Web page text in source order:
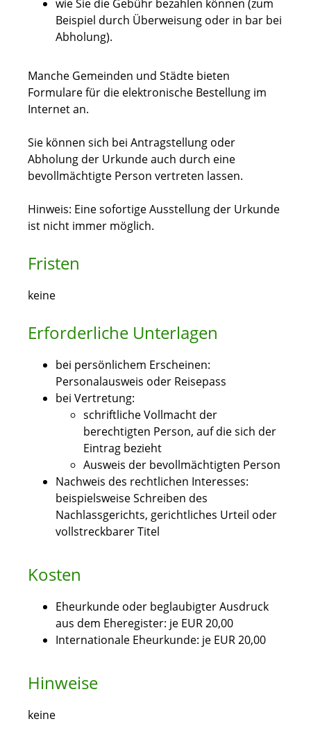
wie Sie die Gebühr bezahlen können (zum
Beispiel durch Überweisung oder in bar bei
Abholung).
Manche Gemeinden und Städte bieten
Formulare für die elektronische Bestellung im
Internet an.
Sie können sich bei Antragstellung oder
Abholung der Urkunde auch durch eine
bevollmächtigte Person vertreten lassen.
Hinweis: Eine sofortige Ausstellung der Urkunde
ist nicht immer möglich.
Fristen
keine
Erforderliche Unterlagen
bei persönlichem Erscheinen:
Personalausweis oder Reisepass
bei Vertretung:
schriftliche Vollmacht der
berechtigten Person, auf die sich der
Eintrag bezieht
Ausweis der bevollmächtigten Person
Nachweis des rechtlichen Interesses:
beispielsweise Schreiben des
Nachlassgerichts, gerichtliches Urteil oder
vollstreckbarer Titel
Kosten
Eheurkunde oder beglaubigter Ausdruck
aus dem Eheregister: je EUR 20,00
Internationale Eheurkunde: je EUR 20,00
Hinweise
keine